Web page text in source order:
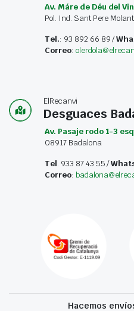
Av. Máre de Déu del
Pol. Ind. Sant Pere
Tel.: 93 892 66 89 /
Correo:
ElRecanvi
Desguaces
Av. Pasaje rodo 1-3
08917 Badalona
Tel. 933 87 43 55 /
Correo:
Hacemos